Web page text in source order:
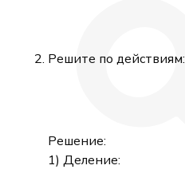
Решите по действиям:
Решение:
1) Деление: